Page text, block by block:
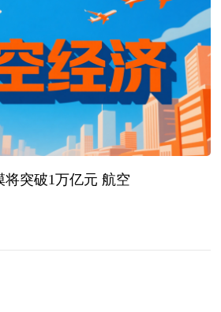
将突破1万亿元 航空